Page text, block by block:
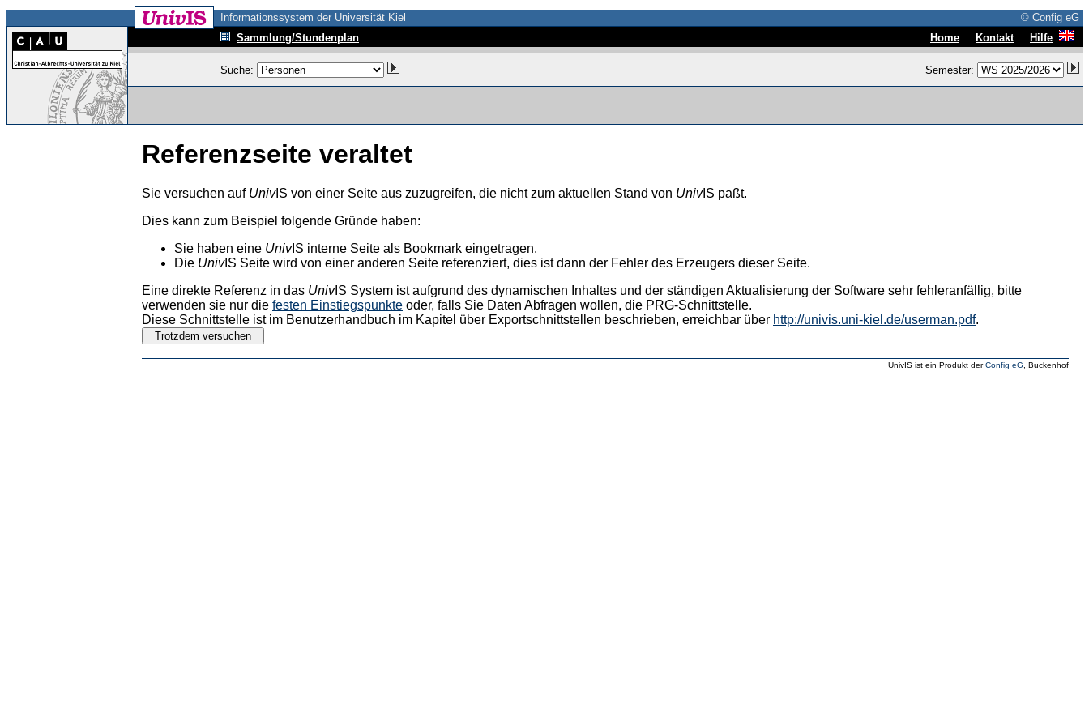
Informationssystem der Universität Kiel
© Config eG
Sammlung/Stundenplan
Home Kontakt Hilfe
Suche: Semester:
Referenzseite veraltet
Sie versuchen auf UnivIS von einer Seite aus zuzugreifen, die nicht zum aktuellen Stand von UnivIS paßt.
Dies kann zum Beispiel folgende Gründe haben:
Sie haben eine UnivIS interne Seite als Bookmark eingetragen.
Die UnivIS Seite wird von einer anderen Seite referenziert, dies ist dann der Fehler des Erzeugers dieser Seite.
Eine direkte Referenz in das UnivIS System ist aufgrund des dynamischen Inhaltes und der ständigen Aktualisierung der Software sehr fehleranfällig, bitte
verwenden sie nur die festen Einstiegspunkte oder, falls Sie Daten Abfragen wollen, die PRG-Schnittstelle.
Diese Schnittstelle ist im Benutzerhandbuch im Kapitel über Exportschnittstellen beschrieben, erreichbar über http://univis.uni-kiel.de/userman.pdf.
UnivIS ist ein Produkt derConfig eG , Buckenhof